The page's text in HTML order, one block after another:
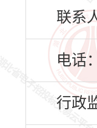
联系
电话
行政